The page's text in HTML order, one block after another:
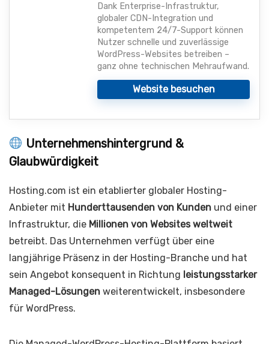
Dank Enterprise-Infrastruktur,
globaler CDN-Integration und
kompetentem 24/7-Support können
Nutzer schnelle und zuverlässige
WordPress-Websites betreiben –
ganz ohne technischen Mehraufwand.
Website besuchen
Unternehmenshintergrund &
Glaubwürdigkeit
Hosting.com ist ein etablierter globaler Hosting-
Anbieter mit Hunderttausenden von Kunden und einer
Infrastruktur, die Millionen von Websites weltweit
betreibt. Das Unternehmen verfügt über eine
langjährige Präsenz in der Hosting-Branche und hat
sein Angebot konsequent in Richtung leistungsstarker
Managed-Lösungen weiterentwickelt, insbesondere
für WordPress.